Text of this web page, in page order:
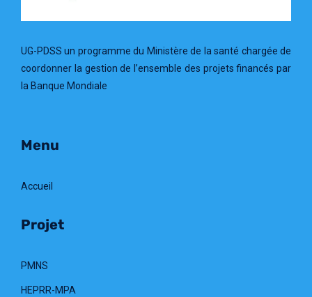
UG-PDSS un programme du Ministère de la santé chargée de
coordonner la gestion de l’ensemble des projets financés par
la Banque Mondiale
Menu
Accueil
Projet
PMNS
HEPRR-MPA